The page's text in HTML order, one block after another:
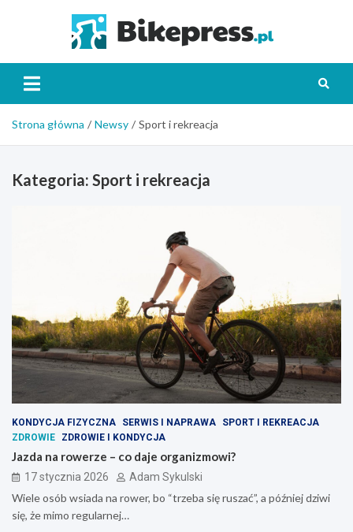
Strona główna Newsy Sport i rekreacja
Kategoria: Sport i rekreacja
KONDYCJA FIZYCZNA SERWIS I NAPRAWA
SPORT I REKREACJA
ZDROWIE
ZDROWIE I KONDYCJA
Jazda na rowerze – co daje organizmowi?
17 stycznia 2026 Adam Sykulski
Wiele osób wsiada na rower, bo “trzeba się ruszać”, a później dziwi
się, że mimo regularnej…